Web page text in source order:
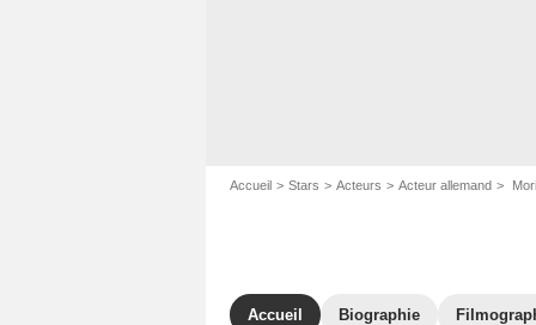
Accueil Stars Acteurs Acteur allemand
Accueil Biographie